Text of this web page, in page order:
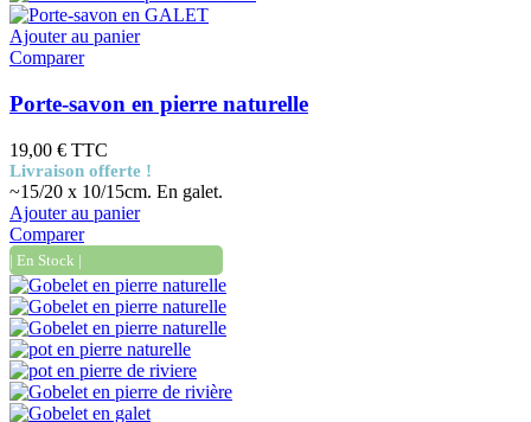
Ajouter au panier
Comparer
Porte-savon en pierre naturelle
19,00 € TTC
Livraison offerte !
~15/20 x 10/15cm. En galet.
Ajouter au panier
Comparer
| En Stock |